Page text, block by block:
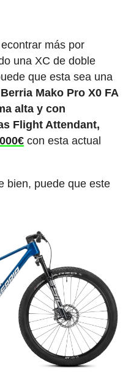
más por
una XC de doble
que esta sea una
Mako Pro X0 FA
alta y con
Flight Attendant,
con esta actual
bien, puede que este